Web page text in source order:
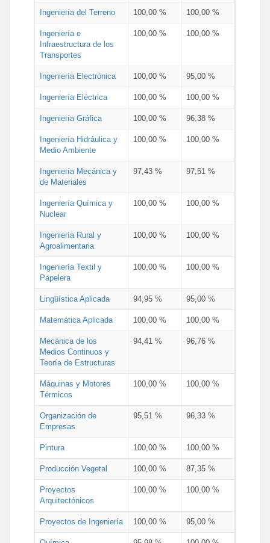
Ingeniería del Terreno 100,00 % 100,00 %
Ingeniería e
Infraestructura de los
Transportes
100,00 % 100,00 %
Ingeniería Electrónica 100,00 % 95,00 %
Ingeniería Eléctrica 100,00 % 100,00 %
Ingeniería Gráfica 100,00 % 96,38 %
Ingeniería Hidráulica y
Medio Ambiente
100,00 % 100,00 %
Ingeniería Mecánica y
de Materiales
97,43 % 97,51 %
Ingeniería Química y
Nuclear
100,00 % 100,00 %
Ingeniería Rural y
Agroalimentaria
100,00 % 100,00 %
Ingeniería Textil y
Papelera
100,00 % 100,00 %
Lingüística Aplicada 94,95 % 95,00 %
Matemática Aplicada 100,00 % 100,00 %
Mecánica de los
Medios Continuos y
Teoría de Estructuras
94,41 % 96,76 %
Máquinas y Motores
Térmicos
100,00 % 100,00 %
Organización de
Empresas
95,51 % 96,33 %
Pintura 100,00 % 100,00 %
Producción Vegetal 100,00 % 87,35 %
Proyectos
Arquitectónicos
100,00 % 100,00 %
Proyectos de Ingeniería 100,00 % 95,00 %